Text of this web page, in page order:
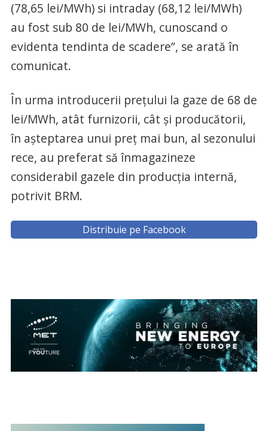
(78,65 lei/MWh) si intraday (68,12 lei/MWh)
au fost sub 80 de lei/MWh, cunoscand o
evidenta tendinta de scadere”, se arată în
comunicat.
În urma introducerii preţului la gaze de 68 de
lei/MWh, atât furnizorii, cât şi producătorii,
în aşteptarea unui preţ mai bun, al sezonului
rece, au preferat să înmagazineze
considerabil gazele din producţia internă,
potrivit BRM.
Distribuie pe Facebook